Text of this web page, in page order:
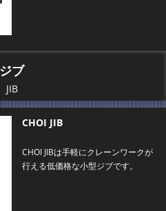
ジブ
JIB
CHOI JIB
CHOI JIBは手軽にクレーンワークが
行える低価格な小型ジブです。